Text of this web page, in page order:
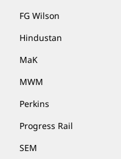
FG Wilson
Hindustan
MaK
MWM
Perkins
Progress Rail
SEM